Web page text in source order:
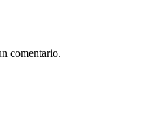
comentario.